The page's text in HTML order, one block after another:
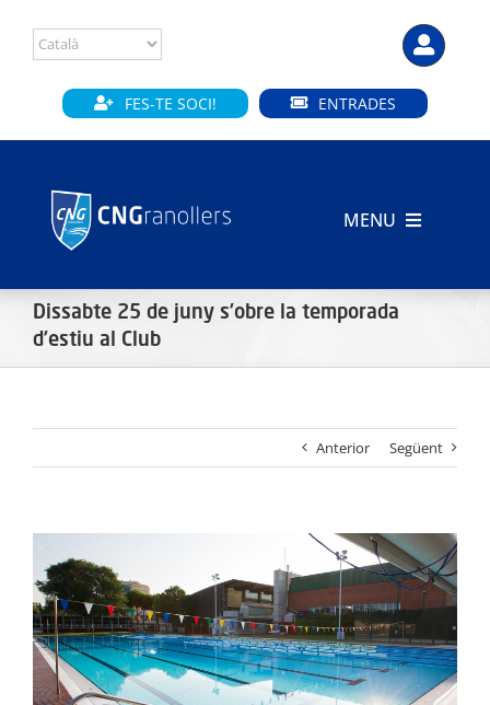
content
FES-TE SOCI! ENTRADES
MENU
CLUB
SERVEIS
INFANTS
BLOG
Dissabte 25 de juny s’obre la temporada
d’estiu al Club
Anterior Següent
Larger
Image